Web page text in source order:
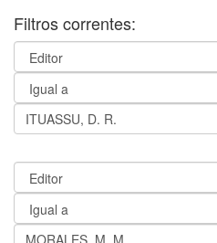
Filtros correntes: